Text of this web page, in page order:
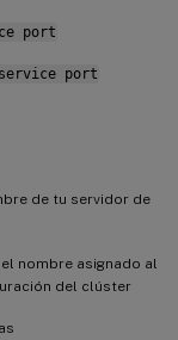
port
port
de tu servidor de
nombre asignado al
del clúster